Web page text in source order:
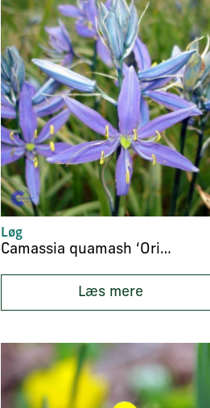
Løg
Camassia quamash ‘Orion’
Læs mere